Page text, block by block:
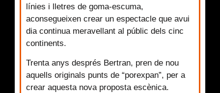
línies i lletres de goma-escuma,
aconsegueixen crear un espectacle que avui
dia continua meravellant al públic dels cinc
continents.
Trenta anys després Bertran, pren de nou
aquells originals punts de “porexpan”, per a
crear aquesta nova proposta escènica.